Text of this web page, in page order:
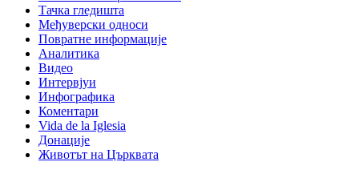
Тачка гледишта
Међуверски односи
Повратне информације
Аналитика
Видео
Интервјуи
Инфографика
Коментари
Vida de la Iglesia
Донације
Животът на Църквата